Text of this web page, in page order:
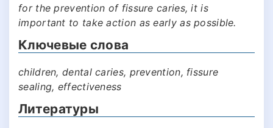
for the prevention of fissure caries, it is
important to take action as early as possible.
Ключевые слова
children, dental caries, prevention, fissure
sealing, effectiveness
Литературы